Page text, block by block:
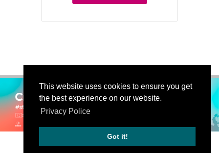
This website uses cookies to ensure you get
the best experience on our website.
Privacy Police
Got it!